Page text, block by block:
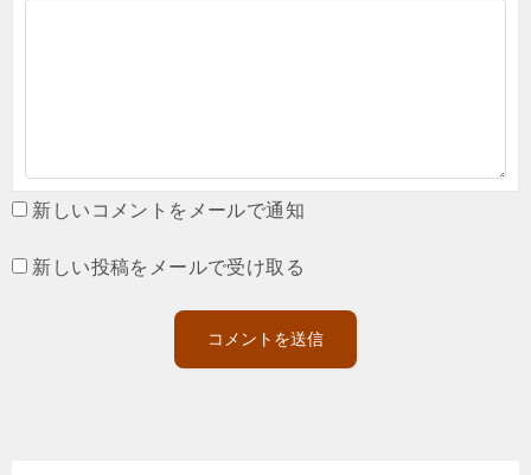
新しいコメントをメールで通知
新しい投稿をメールで受け取る